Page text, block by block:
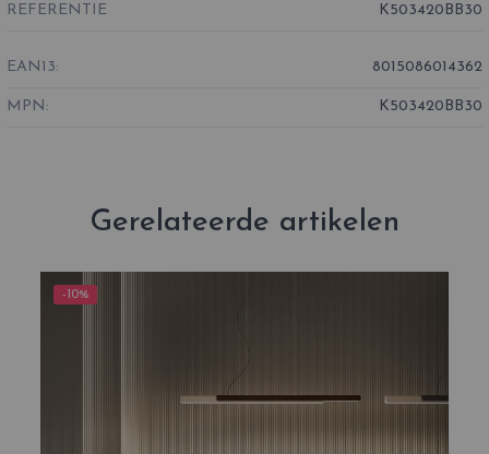
REFERENTIE K503420BB30
EAN13: 8015086014362
MPN: K503420BB30
Gerelateerde artikelen
-10%